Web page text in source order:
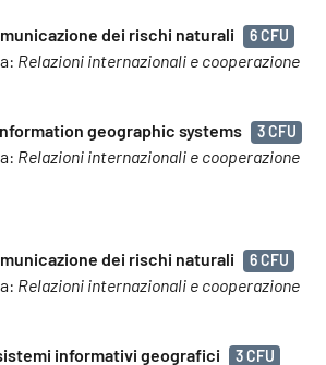
dei rischi naturali 6 CFU
Relazioni internazionali e cooperazione
geographic systems 3 CFU
Relazioni internazionali e cooperazione
dei rischi naturali 6 CFU
Relazioni internazionali e cooperazione
informativi geografici 3 CFU